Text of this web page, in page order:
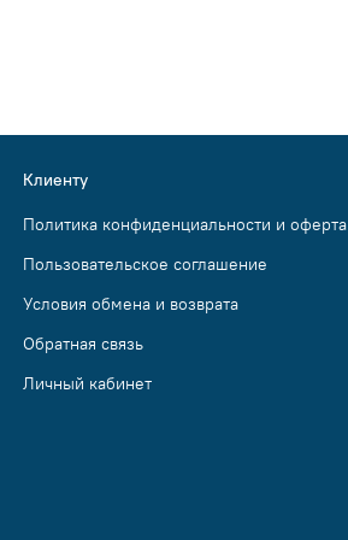
Клиенту
Политика конфиденциальности и оферта
Пользовательское соглашение
Условия обмена и возврата
Обратная связь
Личный кабинет